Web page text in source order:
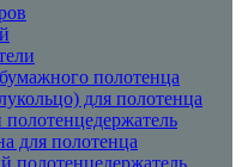
полотенца
для полотенца
для полотенца
полотенцедержатель